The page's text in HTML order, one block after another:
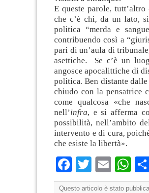
E queste parole,
che c’è chi, da un lato,
politica “merda e
contribuendo così a
pari di un’aula di
asettiche. Se c’è un
angosce apocalittiche di
politica. Ben distante
chiudo con la pensatrice
come qualcosa «che
nell’infra, e si afferma
possibilità, nell’ambito
intervento e di cura,
che esiste la libertà».
Facebook
TwitterEmail
Questo articolo è stato